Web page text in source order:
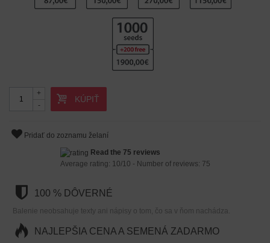
-
+
KÚPIŤ
Pridať do zoznamu želaní
Read the 75 reviews
Average rating: 10/10 - Number of reviews: 75
100 % DÔVERNÉ
Balenie neobsahuje texty ani nápisy o tom, čo sa v ňom nachádza.
NAJLEPŠIA CENA A SEMENÁ ZADARMO